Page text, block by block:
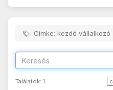
Címke: kezdő vállalkozó
Találatok: 1